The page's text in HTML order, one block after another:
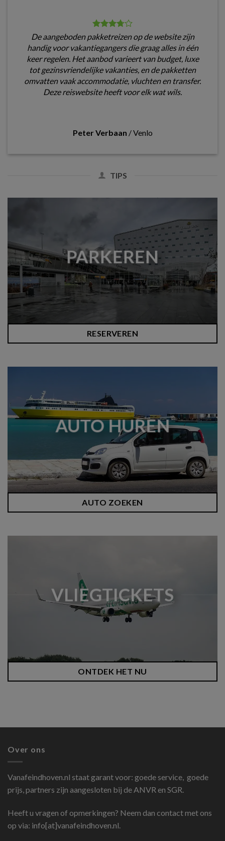
De aangeboden pakketreizen op de website zijn
handig voor vakantiegangers die graag alles in één
keer regelen. Het aanbod varieert van budget, luxe
tot gezinsvriendelijke vakanties, en de pakketten
omvatten vaak accommodatie, vluchten en transfer.
Deze reiswebsite heeft voor elk wat wils.
Peter Verbaan /Venlo
TIPS
PARKEREN
RESERVEREN
AUTO HUREN
AUTO ZOEKEN
VLIEGTICKETS
ONTDEK HET NU
Over ons
Vanafeindhoven.nl staat garant voor: goede service, goede
prijs, partners zijn aangesloten bij de ANVR en SGR.
Heeft u vragen of opmerkingen? Neem dan contact met ons
op via: info[at]vanafeindhoven.nl.